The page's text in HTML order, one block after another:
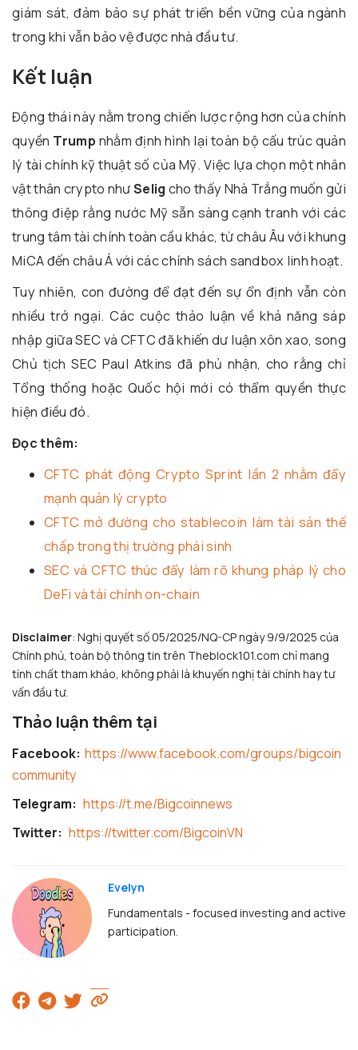
giám sát, đảm bảo sự phát triển bền vững của ngành
trong khi vẫn bảo vệ được nhà đầu tư.
Kết luận
Động thái này nằm trong chiến lược rộng hơn của chính
quyền Trump nhằm định hình lại toàn bộ cấu trúc quản
lý tài chính kỹ thuật số của Mỹ. Việc lựa chọn một nhân
vật thân crypto nhưSelig cho thấy Nhà Trắng muốn gửi
thông điệp rằng nước Mỹ sẵn sàng cạnh tranh với các
trung tâm tài chính toàn cầu khác, từ châu Âu với khung
MiCA đến châu Á với các chính sách sandbox linh hoạt.
Tuy nhiên, con đường để đạt đến sự ổn định vẫn còn
nhiều trở ngại. Các cuộc thảo luận về khả năng sáp
nhập giữa SEC và CFTC đã khiến dư luận xôn xao, song
Chủ tịch SEC Paul Atkins đã phủ nhận, cho rằng chỉ
Tổng thống hoặc Quốc hội mới có thẩm quyền thực
hiện điều đó.
Đọc thêm:
CFTC phát động Crypto Sprint lần 2 nhằm đẩy
mạnh quản lý crypto
CFTC mở đường cho stablecoin làm tài sản thế
chấp trong thị trường phái sinh
SEC và CFTC thúc đẩy làm rõ khung pháp lý cho
DeFi và tài chính on-chain
Disclaimer: Nghị quyết số 05/2025/NQ-CP ngày 9/9/2025 của
Chính phủ, toàn bộ thông tin trên Theblock101.com chỉ mang
tính chất tham khảo, không phải là khuyến nghị tài chính hay tư
vấn đầu tư.
Thảo luận thêm tại
Facebook: https://www.facebook.com/groups/bigcoin
community
Telegram: https://t.me/Bigcoinnews
Twitter: https://twitter.com/BigcoinVN
Evelyn
Fundamentals - focused investing and active
participation.